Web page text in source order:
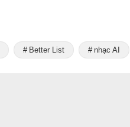
Better List nhạc AI